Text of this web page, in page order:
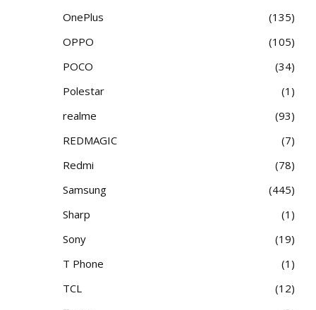
OnePlus
135
OPPO
105
POCO
34
Polestar
1
realme
93
REDMAGIC
7
Redmi
78
Samsung
445
Sharp
1
Sony
19
T Phone
1
TCL
12